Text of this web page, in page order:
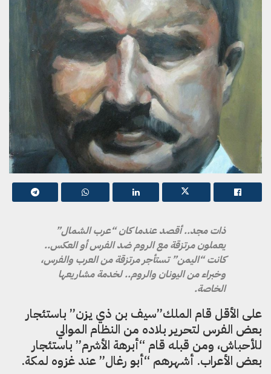
ذات مجد.. أقصد عندما كان “عرب الشمال”
يعملون مرتزقة مع الروم ضد الفرس أو العكس..
كانت “اليمن” تستأجر مرتزقة من العرب والفرس،
وخبراء من اليونان والروم.. لخدمة مشاريعها
الخاصة.
على الأقل قام الملك”سيف بن ذي يزن” باستئجار
بعض الفرس لتحرير بلاده من النظام الموالي
للأحباش، ومن قبله قام “أبرهة الأشرم” باستئجار
بعض الأعراب. أشهرهم “أبو رغال” عند غزوه لمكة.